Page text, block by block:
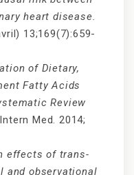
heart disease.
13;169(7):659-
of Dietary,
Fatty Acids
Review
Med. 2014;
effects of trans-
and observational